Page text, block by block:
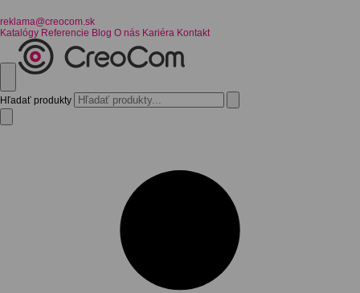
reklama@creocom.sk
Katalógy Referencie Blog O nás Kariéra Kontakt
Hľadať produkty